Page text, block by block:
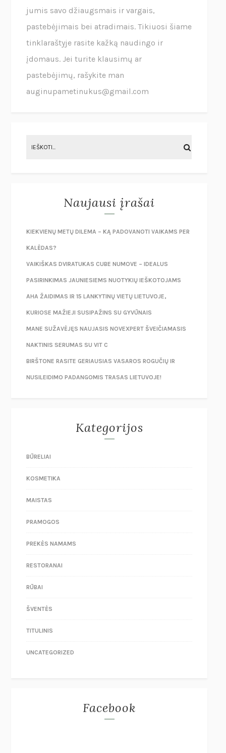
jumis savo džiaugsmais ir vargais,
pastebėjimais bei atradimais. Tikiuosi šiame
tinklaraštyje rasite kažką naudingo ir
įdomaus. Jei turite klausimų ar
pastebėjimų, rašykite man
auginupametinukus@gmail.com
Naujausi įrašai
KIEKVIENŲ METŲ DILEMA – KĄ PADOVANOTI VAIKAMS PER
KALĖDAS?
VAIKIŠKAS DVIRATUKAS CUBE NUMOVE – IDEALUS
PASIRINKIMAS JAUNIESIEMS NUOTYKIŲ IEŠKOTOJAMS
AHA ŽAIDIMAS IR 15 LANKYTINŲ VIETŲ LIETUVOJE,
KURIOSE MAŽIEJI SUSIPAŽINS SU GYVŪNAIS
MANE SUŽAVĖJĘS NAUJASIS NOVEXPERT ŠVEIČIAMASIS
NAKTINIS SERUMAS SU VIT C
BIRŠTONE RASITE GERIAUSIAS VASAROS ROGUČIŲ IR
NUSILEIDIMO PADANGOMIS TRASAS LIETUVOJE!
Kategorijos
BŪRELIAI
KOSMETIKA
MAISTAS
PRAMOGOS
PREKĖS NAMAMS
RESTORANAI
RŪBAI
ŠVENTĖS
TITULINIS
UNCATEGORIZED
Facebook